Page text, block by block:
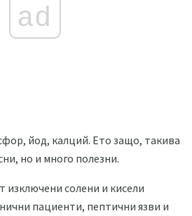
ad
йод, калций. Ето защо, такива
но и много полезни.
изключени солени и кисели
пациенти, пептични язви и